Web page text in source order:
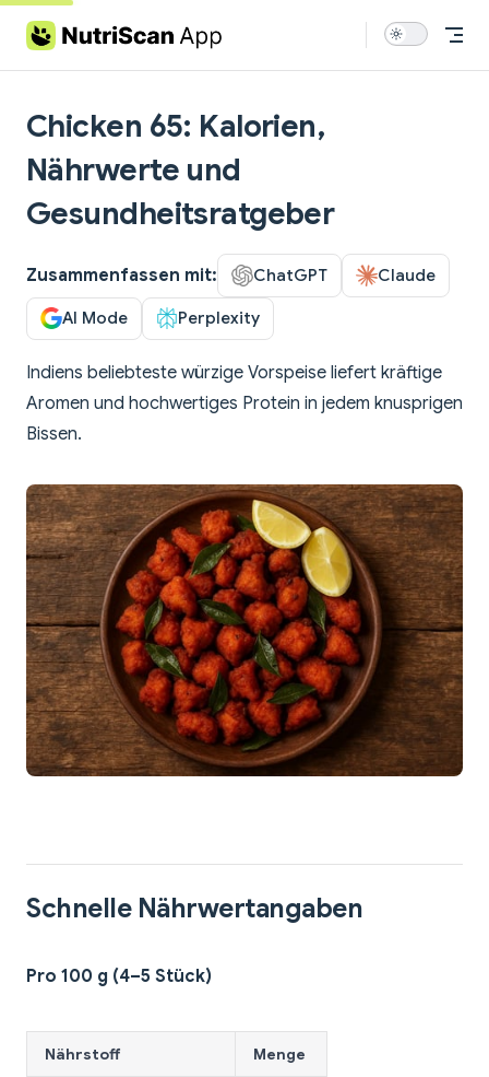
Skip to content
Chicken 65: Kalorien,
Nährwerte und
Gesundheitsratgeber
Zusammenfassen mit: ChatGPT Claude
AI Mode Perplexity
Indiens beliebteste würzige Vorspeise liefert kräftige
Aromen und hochwertiges Protein in jedem knusprigen
Bissen.
Schnelle Nährwertangaben
Pro 100 g (4–5 Stück)
Nährstoff Menge